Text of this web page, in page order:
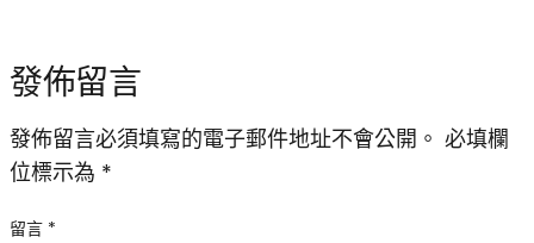
發佈留言
發佈留言必須填寫的電子郵件地址不會公開。 必填欄
位標示為 *
留言 *